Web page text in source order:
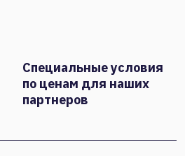
Специальные условия
по ценам для наших
партнеров